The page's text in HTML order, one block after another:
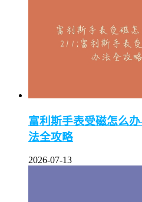
富利斯手表受磁怎么
法全攻略
2026-07-13